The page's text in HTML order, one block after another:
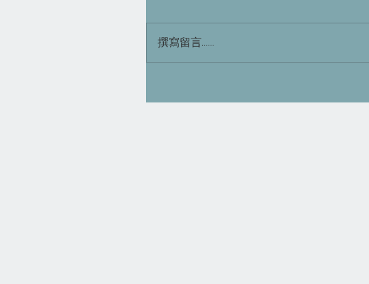
撰寫留言......